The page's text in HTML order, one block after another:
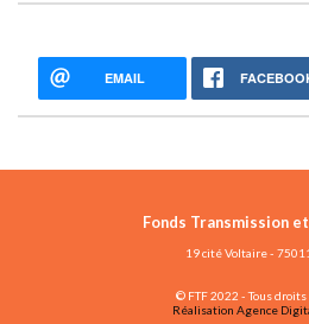
EMAIL
Fonds Transmission
19 cité Voltaire -
© FTF 2022 - Tous
Réalisation Agence